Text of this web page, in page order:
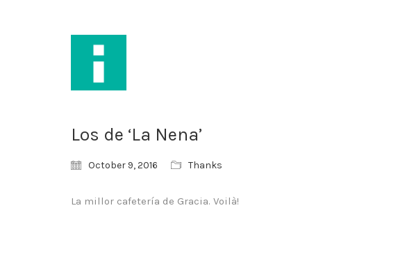
Los de ‘La Nena’
October 9, 2016 Thanks
La millor cafetería de Gracia. Voilà!